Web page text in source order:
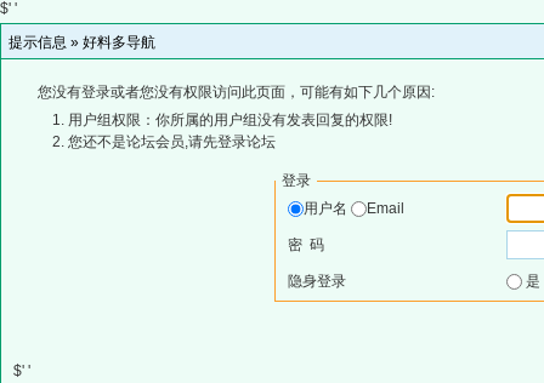
$' '
提示信息 » 好料多导航
您没有登录或者您没有权限访问此页面，可能有如下几个原因:
用户组权限：你所属的用户组没有发表回复的权限!
您还不是论坛会员,请先登录论坛
登录
用户名
Email
密 码
隐身登录
$' '